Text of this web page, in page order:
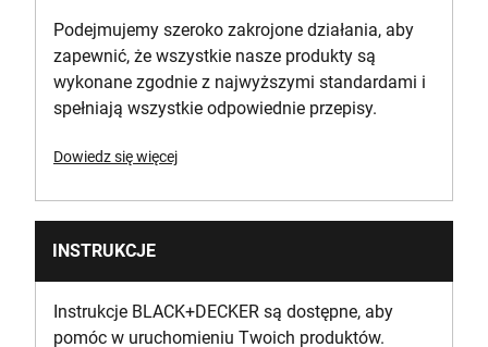
Podejmujemy szeroko zakrojone działania, aby
zapewnić, że wszystkie nasze produkty są
wykonane zgodnie z najwyższymi standardami i
spełniają wszystkie odpowiednie przepisy.
Dowiedz się więcej
INSTRUKCJE
Instrukcje BLACK+DECKER są dostępne, aby
pomóc w uruchomieniu Twoich produktów.